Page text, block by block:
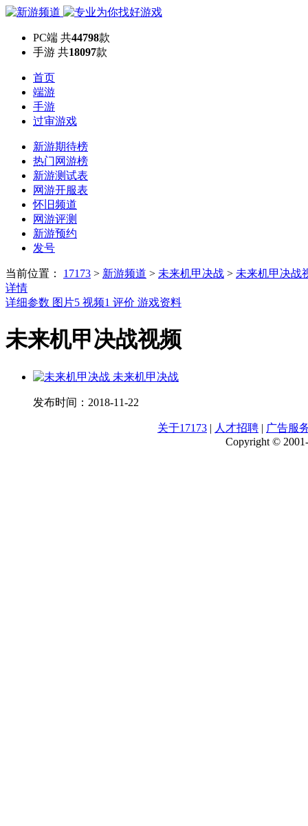
PC端 共44798款
手游 共18097款
首页
端游
手游
过审游戏
新游期待榜
热门网游榜
新游测试表
网游开服表
怀旧频道
网游评测
新游预约
发号
当前位置： 17173 > 新游频道 > 未来机甲决战 > 未来机甲决战
详情
详细参数 图片5 视频1 评价 游戏资料
未来机甲决战视频
未来机甲决战
发布时间： 2018-11-22
关于17173 | 人才招聘 | 广告服
Copyright ©